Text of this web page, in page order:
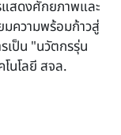
สดงศักยภาพและ
ความพร้อมก้าวสู่
เป็น "นวัตกรรุ่น
นโลยี สจล.